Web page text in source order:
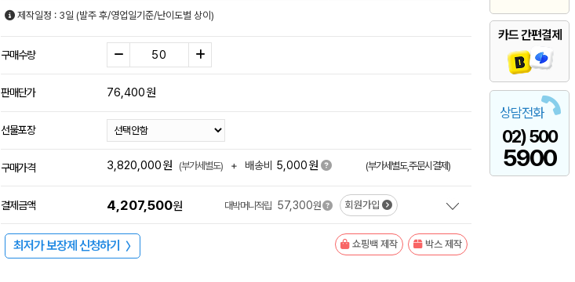
카드 간편결제
상담전화
02) 500
5900
제작일정 : 3일 (발주 후/영업일기준/난이도별 상이)
구매수량
판매단가 76,400원
선물포장
구매가격 3,820,000원 (부가세별도) + 배송비 5,000원 (부가세별도,주문시결제)
결제금액 4,207,500원 대박머니적립 57,300원 회원가입
최저가 보장제 신청하기 〉 쇼핑백 제작 박스 제작